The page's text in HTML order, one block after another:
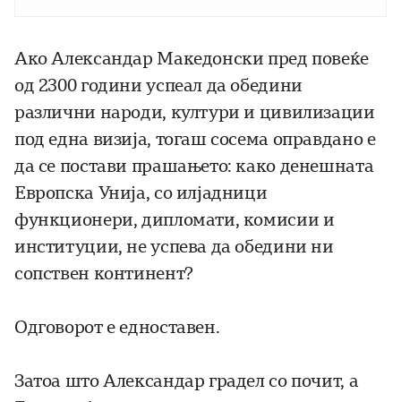
Ако Александар Македонски пред повеќе
од 2300 години успеал да обедини
различни народи, култури и цивилизации
под една визија, тогаш сосема оправдано е
да се постави прашањето: како денешната
Европска Унија, со илјадници
функционери, дипломати, комисии и
институции, не успева да обедини ни
сопствен континент?
Одговорот е едноставен.
Затоа што Александар градел со почит, а